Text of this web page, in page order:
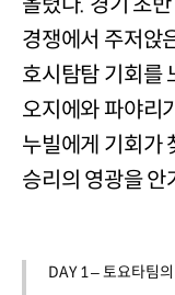
경쟁에서 주저앉
호시탐탐 기회를
오지에와 파야리
누빌에게 기회가
승리의 영광을 안
DAY 1 – 토요타팀